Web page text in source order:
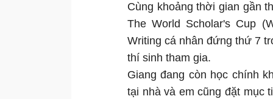
Cùng khoảng thời gian gần
The World Scholar's Cup
Writing cá nhân đứng thứ 7
thí sinh tham gia.
Giang đang còn học chính
tại nhà và em cũng đặt mục